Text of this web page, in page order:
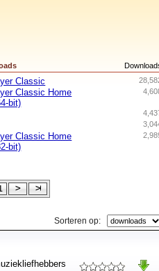
Classic
Classic Home
bit)
Classic Home
bit)
Sorteren op: